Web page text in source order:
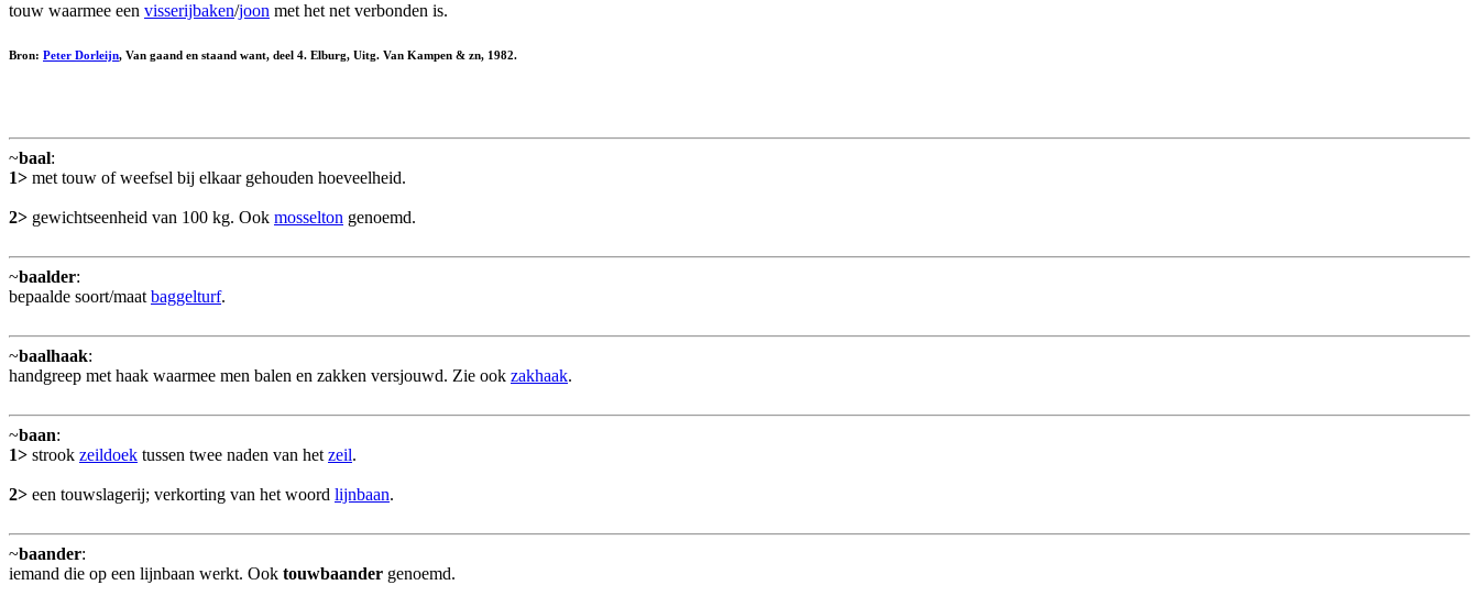
touw waarmee een visserijbaken/joon met het net verbonden is.
Bron: Peter Dorleijn, Van gaand en staand want, deel 4. Elburg, Uitg. Van Kampen & zn, 1982.
~baal:
1> met touw of weefsel bij elkaar gehouden hoeveelheid.
2> gewichtseenheid van 100 kg. Ook mosselton genoemd.
~baalder:
bepaalde soort/maat baggelturf.
~baalhaak:
handgreep met haak waarmee men balen en zakken versjouwd. Zie ook zakhaak.
~baan:
1> strook zeildoek tussen twee naden van het zeil.
2> een touwslagerij; verkorting van het woord lijnbaan.
~baander:
iemand die op een lijnbaan werkt. Ook touwbaander genoemd.